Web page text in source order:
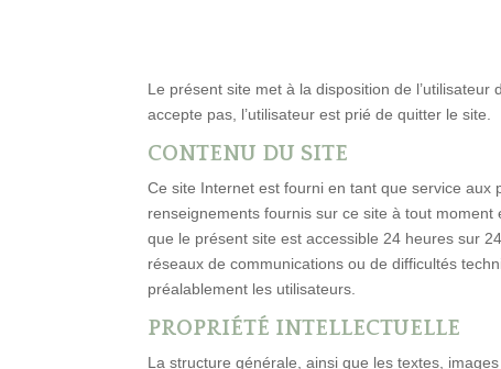
Le présent site met à la disposition de l’utilisateur
accepte pas, l’utilisateur est prié de quitter le site.
CONTENU DU SITE
Ce site Internet est fourni en tant que service
renseignements fournis sur ce site à tout
que le présent site est accessible 24 heures sur
réseaux de communications ou de difficultés
préalablement les utilisateurs.
PROPRIÉTÉ INTELLECTUELLE
La structure générale, ainsi que les textes,